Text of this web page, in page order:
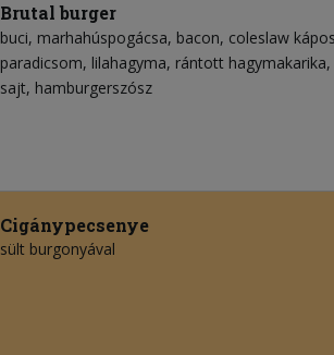
Brutal burger
buci marhahúspogácsa bacon coleslaw
paradicsom lilahagyma rántott hagymakarika
sajt hamburgerszósz
Cigánypecsenye
sült burgonyával